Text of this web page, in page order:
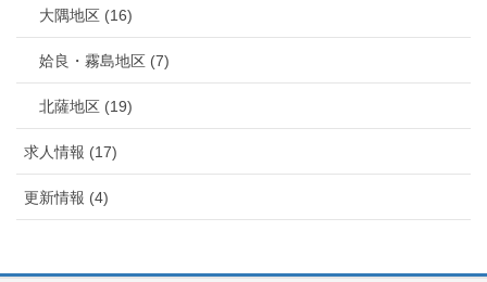
大隅地区 (16)
姶良・霧島地区 (7)
北薩地区 (19)
求人情報 (17)
更新情報 (4)